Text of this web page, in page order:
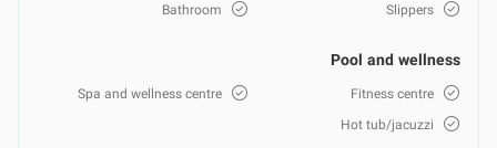
Slippers
Bathroom
Pool and wellness
Fitness centre
Spa and wellness centre
Hot tub/jacuzzi